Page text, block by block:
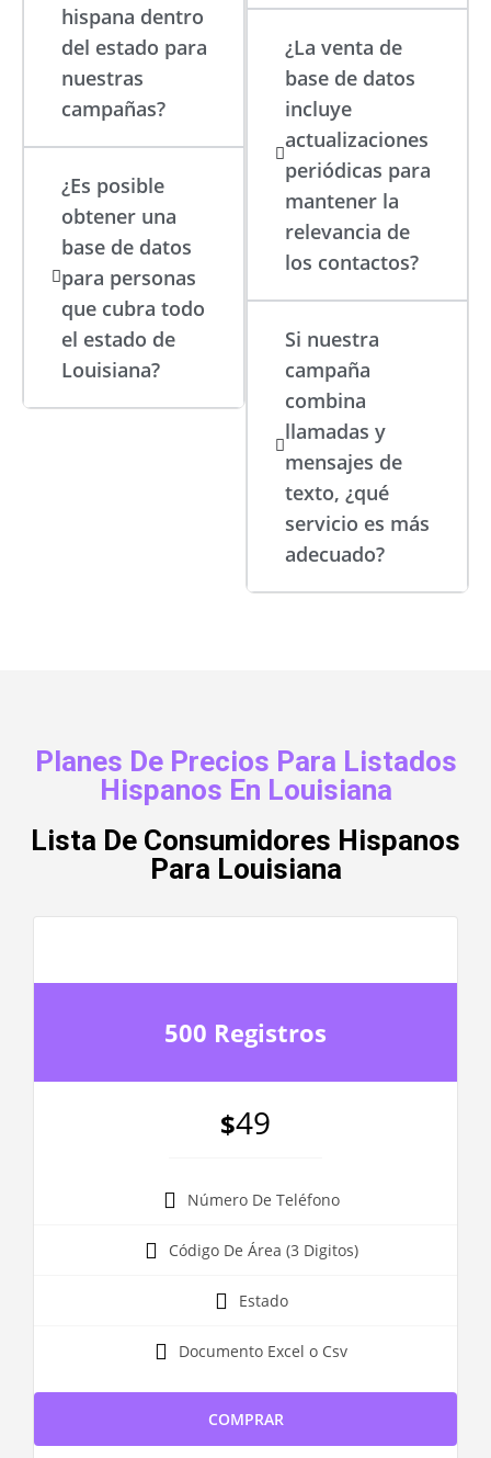
hispana dentro
del estado para
nuestras
campañas?
¿Es posible
obtener una
base de datos
para personas
que cubra todo
el estado de
Louisiana?
¿La venta de
base de datos
incluye
actualizaciones
periódicas para
mantener la
relevancia de
los contactos?
Si nuestra
campaña
combina
llamadas y
mensajes de
texto, ¿qué
servicio es más
adecuado?
Planes De Precios Para Listados
Hispanos En Louisiana
Lista De Consumidores Hispanos
Para Louisiana
500 Registros
$49
Número De Teléfono
Código De Área (3 Digitos)
Estado
Documento Excel o Csv
COMPRAR